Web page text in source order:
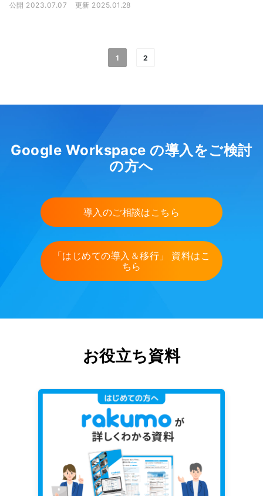
公開 2023.07.07 更新 2025.01.28
1 2
Google Workspace の導入をご検討
の方へ
導入のご相談はこちら
「はじめての導入＆移行」 資料はこ
ちら
お役立ち資料